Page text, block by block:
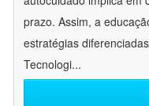
prazo. Assim, a
estratégias
Tecnologi...